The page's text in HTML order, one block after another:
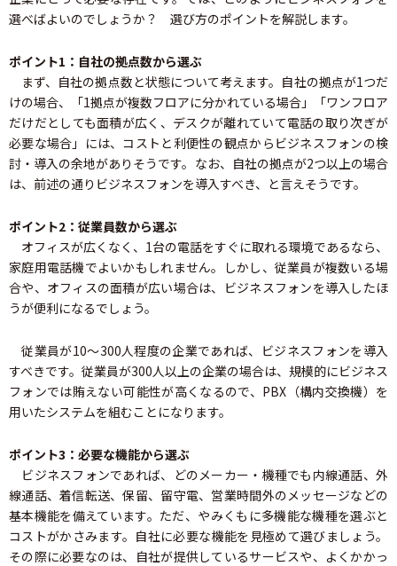
選べばよいのでしょうか？ 選び方のポイントを解説します。
ポイント1：自社の拠点数から選ぶ
まず、自社の拠点数と状態について考えます。自社の拠点が1つだ
けの場合、「1拠点が複数フロアに分かれている場合」「ワンフロア
だけだとしても面積が広く、デスクが離れていて電話の取り次ぎが
必要な場合」には、コストと利便性の観点からビジネスフォンの検
討・導入の余地がありそうです。なお、自社の拠点が2つ以上の場合
は、前述の通りビジネスフォンを導入すべき、と言えそうです。
ポイント2：従業員数から選ぶ
オフィスが広くなく、1台の電話をすぐに取れる環境であるなら、
家庭用電話機でよいかもしれません。しかし、従業員が複数いる場
合や、オフィスの面積が広い場合は、ビジネスフォンを導入したほ
うが便利になるでしょう。
従業員が10～300人程度の企業であれば、ビジネスフォンを導入
すべきです。従業員が300人以上の企業の場合は、規模的にビジネス
フォンでは賄えない可能性が高くなるので、PBX（構内交換機）を
用いたシステムを組むことになります。
ポイント3：必要な機能から選ぶ
ビジネスフォンであれば、どのメーカー・機種でも内線通話、外
線通話、着信転送、保留、留守電、営業時間外のメッセージなどの
基本機能を備えています。ただ、やみくもに多機能な機種を選ぶと
コストがかさみます。自社に必要な機能を見極めて選びましょう。
その際に必要なのは、自社が提供しているサービスや、よくかかっ